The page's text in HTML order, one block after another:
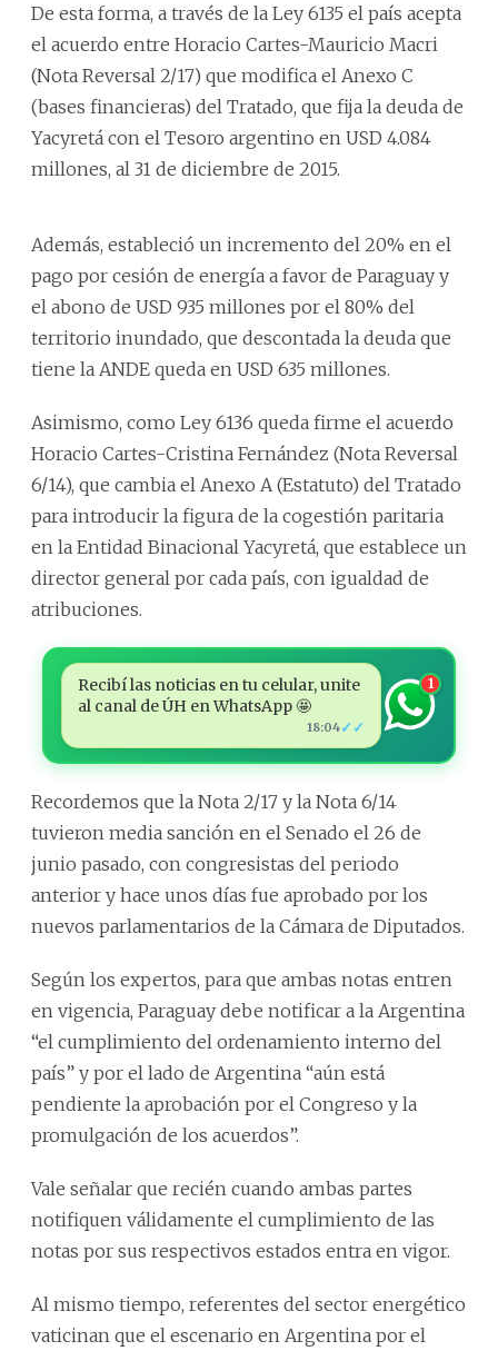
De esta forma, a través de la Ley 6135 el país acepta
el acuerdo entre Horacio Cartes-Mauricio Macri
(Nota Reversal 2/17) que modifica el Anexo C
(bases financieras) del Tratado, que fija la deuda de
Yacyretá con el Tesoro argentino en USD 4.084
millones, al 31 de diciembre de 2015.
Además, estableció un incremento del 20% en el
pago por cesión de energía a favor de Paraguay y
el abono de USD 935 millones por el 80% del
territorio inundado, que descontada la deuda que
tiene la ANDE queda en USD 635 millones.
Asimismo, como Ley 6136 queda firme el acuerdo
Horacio Cartes-Cristina Fernández (Nota Reversal
6/14), que cambia el Anexo A (Estatuto) del Tratado
para introducir la figura de la cogestión paritaria
en la Entidad Binacional Yacyretá, que establece un
director general por cada país, con igualdad de
atribuciones.
Recibí las noticias en tu celular, unite
al canal de ÚH en WhatsApp 🤩
18:04✓✓
1
Recordemos que la Nota 2/17 y la Nota 6/14
tuvieron media sanción en el Senado el 26 de
junio pasado, con congresistas del periodo
anterior y hace unos días fue aprobado por los
nuevos parlamentarios de la Cámara de Diputados.
Según los expertos, para que ambas notas entren
en vigencia, Paraguay debe notificar a la Argentina
“el cumplimiento del ordenamiento interno del
país” y por el lado de Argentina “aún está
pendiente la aprobación por el Congreso y la
promulgación de los acuerdos”.
Vale señalar que recién cuando ambas partes
notifiquen válidamente el cumplimiento de las
notas por sus respectivos estados entra en vigor.
Al mismo tiempo, referentes del sector energético
vaticinan que el escenario en Argentina por el